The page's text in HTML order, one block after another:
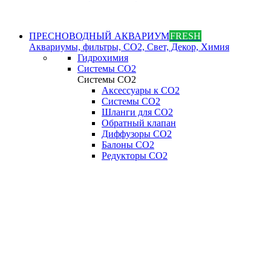
ПРЕСНОВОДНЫЙ АКВАРИУМFRESH
Аквариумы, фильтры, СО2, Свет, Декор, Химия
Гидрохимия
Системы СО2
Системы СО2
Аксессуары к СО2
Системы СО2
Шланги для CO2
Обратный клапан
Диффузоры СO2
Балоны CO2
Редукторы CO2